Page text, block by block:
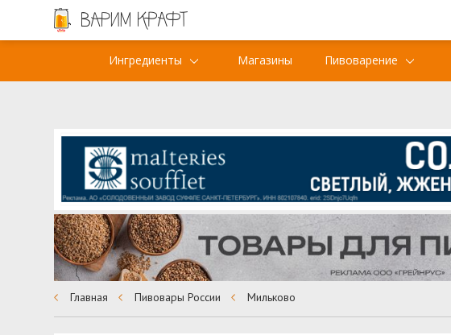
Ингредиенты Магазины Пивоварение
Главная Пивовары России Мильково